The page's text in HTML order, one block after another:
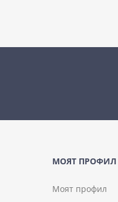
МОЯТ ПРОФИЛ
Моят профил